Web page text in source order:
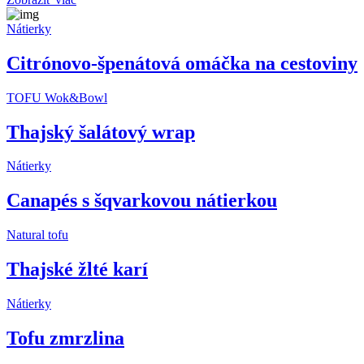
Nátierky
Citrónovo-špenátová omáčka na cestoviny
TOFU Wok&Bowl
Thajský šalátový wrap
Nátierky
Canapés s šqvarkovou nátierkou
Natural tofu
Thajské žlté karí
Nátierky
Tofu zmrzlina